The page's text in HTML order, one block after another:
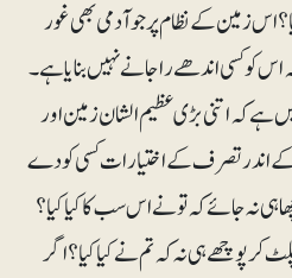
اس زمین کے نظام پر جو آدمی بھی غور
کسی اندھے راجا نے نہیں بنایا ہے۔
ہے کہ اتنی بڑی عظیم الشان زمین اور
اندر تصرف کے اختیارات کسی کو دے
ہی نہ جائے کہ تو نے اس سب کا کیا کیا؟
کر پوچھے ہی نہ کہ تم نے کیا کیا؟ اگر